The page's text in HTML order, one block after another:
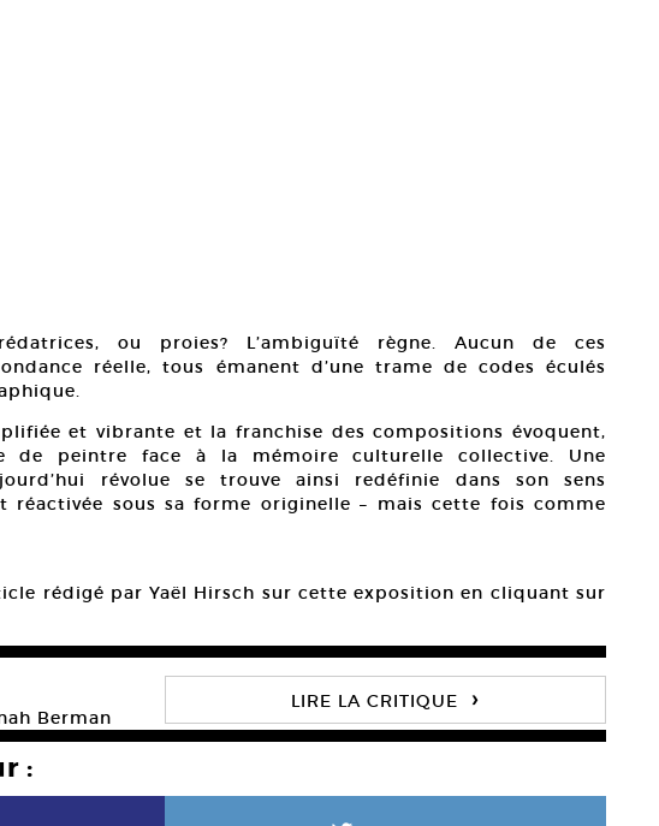
ou proies? L’ambiguïté règne. Aucun de ces
réelle, tous émanent d’une trame de codes éculés
et vibrante et la franchise des compositions évoquent,
de peintre face à la mémoire culturelle collective. Une
révolue se trouve ainsi redéfinie dans son sens
réactivée sous sa forme originelle – mais cette fois comme
rédigé par Yaël Hirsch sur cette exposition en cliquant sur
Berman
LIRE LA CRITIQUE ›
: